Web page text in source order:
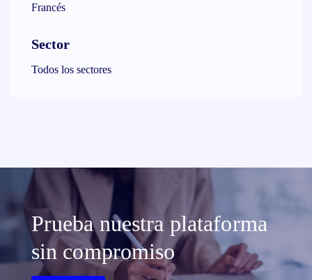
Francés
Sector
Todos los sectores
Prueba nuestra plataforma
sin compromiso